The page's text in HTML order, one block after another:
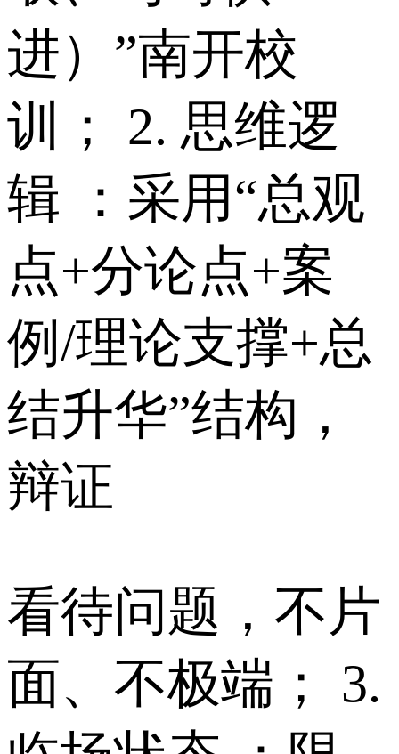
进）”南开校
训； 2. 思维逻
辑 ：采用“总观
点+分论点+案
例/理论支撑+总
结升华”结构，
辩证
看待问题，不片
面、不极端； 3.